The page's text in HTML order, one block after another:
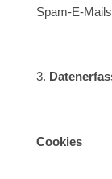
Spam-E-
Cookies